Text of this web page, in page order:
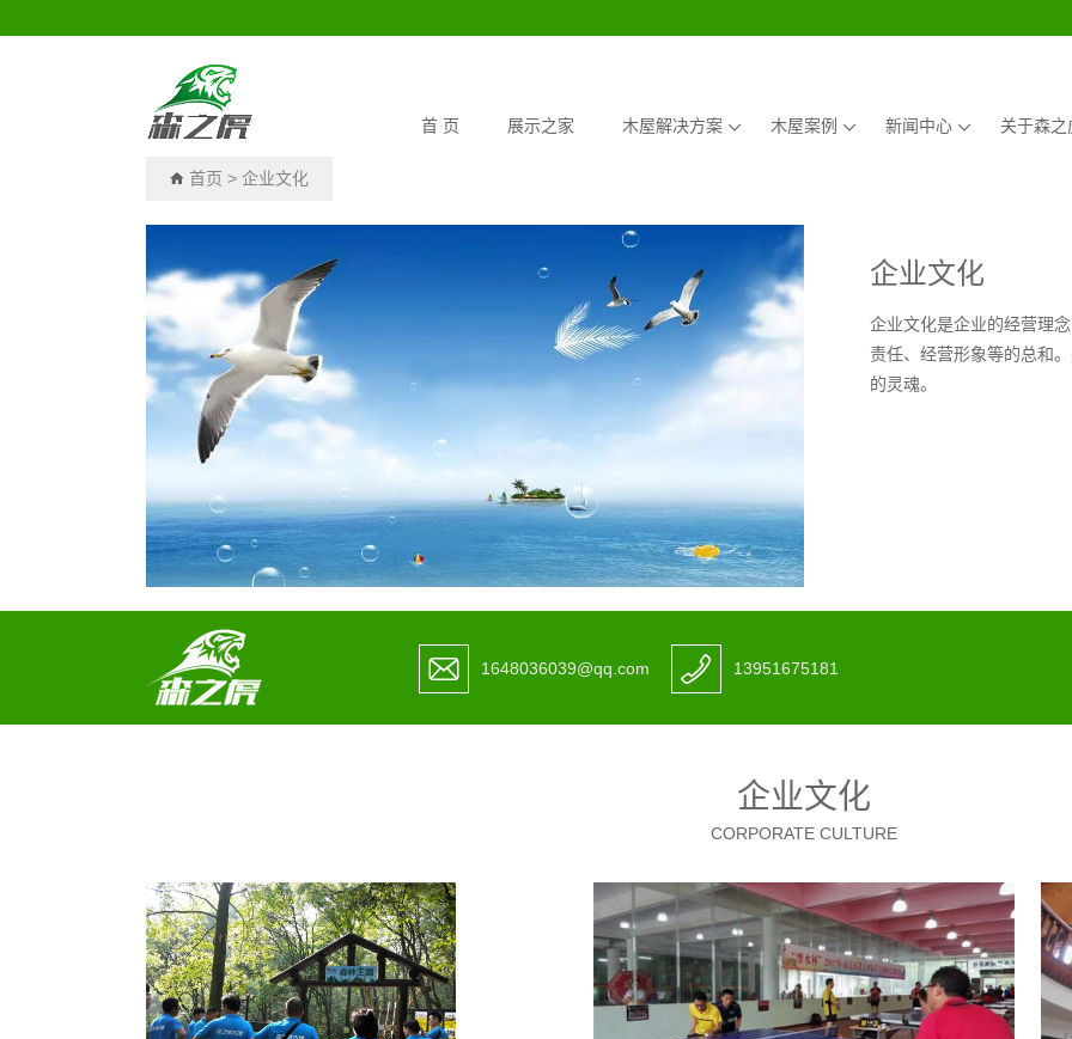
首 页 展示之家 木屋解决方案 木屋案例 新闻中心 关于森之
首页 > 企业文化
企业文化
企业文化是企业的经营理
责任、经营形象等的总和
的灵魂。
1648036039@qq.com 13951675181
企业文化
CORPORATE CULTURE